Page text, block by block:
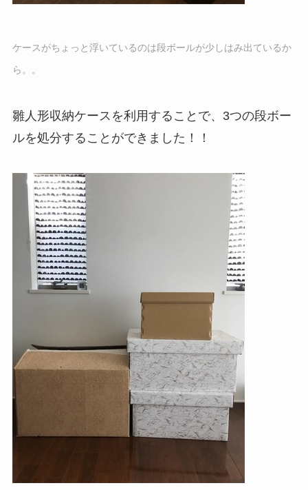
ケースがちょっと浮いているのは段ボールが少しはみ出ているか
ら。。
雛人形収納ケースを利用することで、3つの段ボー
ルを処分することができました！！